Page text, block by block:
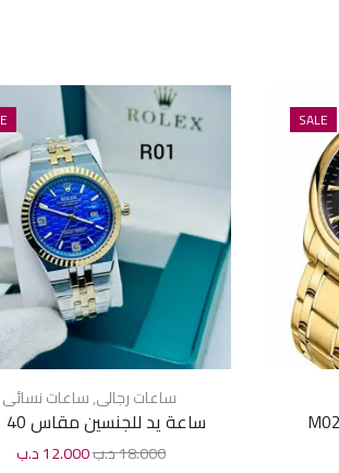
SALE
ساعات رجالى,ساعات نسائى
ساعة يد للجنسين مقاس 40 R01
18.000د.ب12.000د.ب